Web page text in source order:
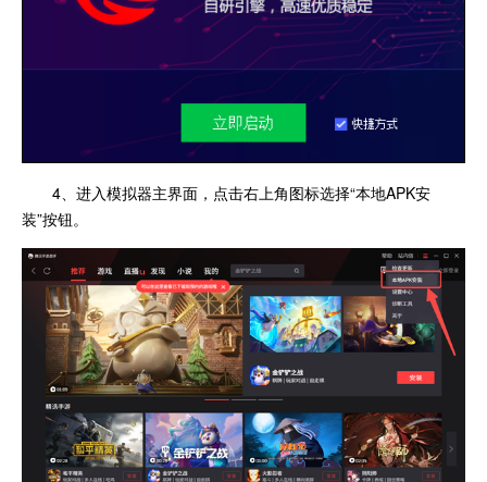
4、进入模拟器主界面，点击右上角图标选择“本地APK安
装”按钮。